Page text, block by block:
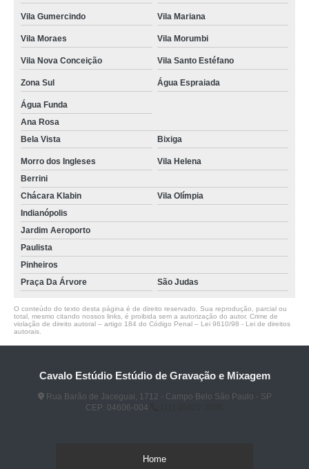
Vila Gumercindo Vila Mariana
Vila Moraes Vila Morumbi
Vila Nova Conceição Vila Santo Estéfano
Zona Sul Água Espraiada
Água Funda
Ana Rosa
Bela Vista
Bixiga
Morro dos Ingleses
Vila Helena
Berrini
Chácara Klabin
Vila Olímpia
Indianópolis
Jardim Aeroporto
Paulista
Pinheiros
Praça Da Árvore
São Judas
O conteúdo do texto desta página é de direito reservado. Sua reprodução, parcial ou
total, mesmo citando nossos links, é proibida sem a autorização do autor. Crime de
violação de direito autoral – artigo 184 do Código Penal – Lei 9610/98 - Lei de direitos
autorais
Cavalo Estúdio Estúdio de Gravação e Mixagem
Rua Barão de Jaceguai, 1712 - Campo Belo São Paulo - SP
CEP: 04606-004
Home